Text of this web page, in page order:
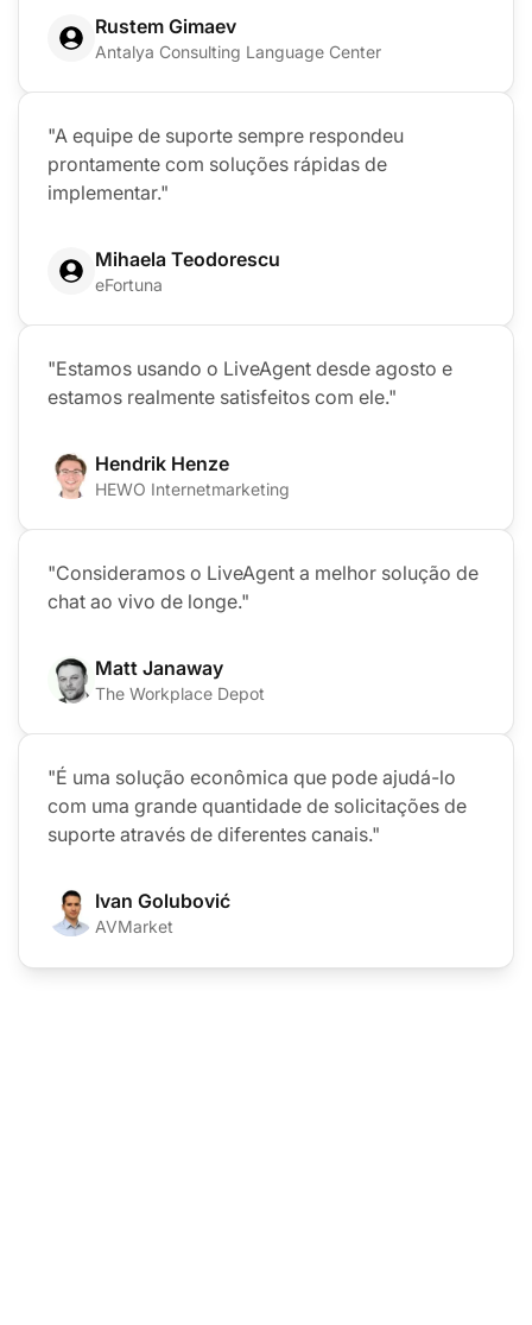
Rustem Gimaev
Antalya Consulting Language Center
"A equipe de suporte sempre respondeu
prontamente com soluções rápidas de
implementar."
Mihaela Teodorescu
eFortuna
"Estamos usando o LiveAgent desde agosto e
estamos realmente satisfeitos com ele."
Hendrik Henze
HEWO Internetmarketing
"Consideramos o LiveAgent a melhor solução de
chat ao vivo de longe."
Matt Janaway
The Workplace Depot
"É uma solução econômica que pode ajudá-lo
com uma grande quantidade de solicitações de
suporte através de diferentes canais."
Ivan Golubović
AVMarket